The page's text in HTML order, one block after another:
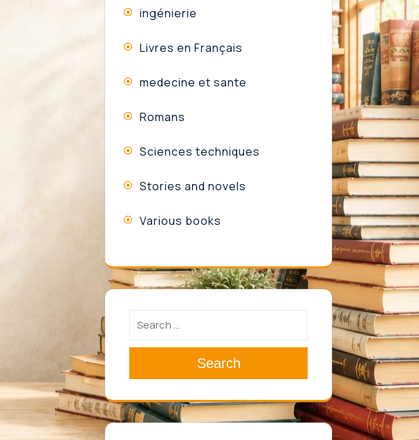
ingénierie
Livres en Français
medecine et sante
Romans
Sciences techniques
Stories and novels
Various books
Search